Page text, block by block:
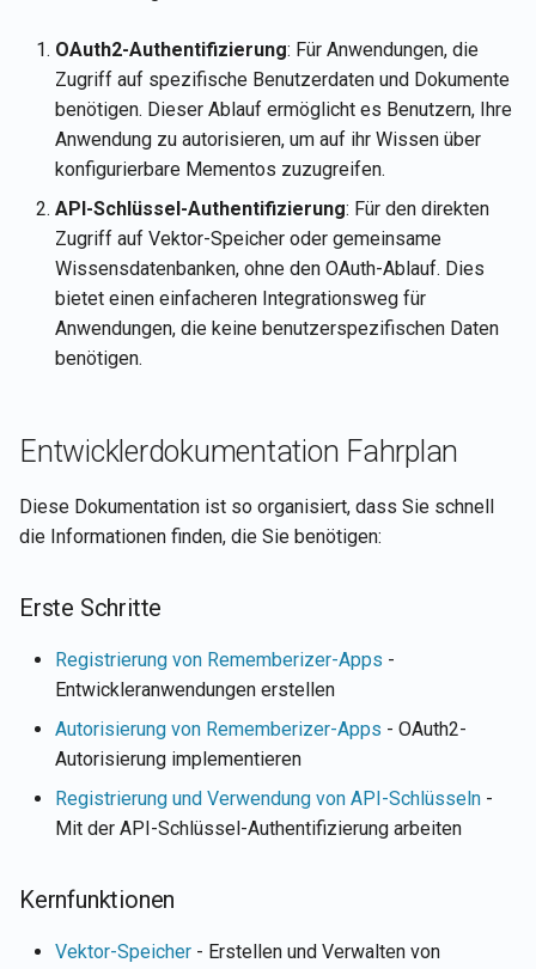
OAuth2-Authentifizierung: Für Anwendungen, die
Zugriff auf spezifische Benutzerdaten und Dokumente
benötigen. Dieser Ablauf ermöglicht es Benutzern, Ihre
Anwendung zu autorisieren, um auf ihr Wissen über
konfigurierbare Mementos zuzugreifen.
API-Schlüssel-Authentifizierung: Für den direkten
Zugriff auf Vektor-Speicher oder gemeinsame
Wissensdatenbanken, ohne den OAuth-Ablauf. Dies
bietet einen einfacheren Integrationsweg für
Anwendungen, die keine benutzerspezifischen Daten
benötigen.
Entwicklerdokumentation Fahrplan
Diese Dokumentation ist so organisiert, dass Sie schnell
die Informationen finden, die Sie benötigen:
Erste Schritte
Registrierung von Rememberizer-Apps -
Entwickleranwendungen erstellen
Autorisierung von Rememberizer-Apps - OAuth2-
Autorisierung implementieren
Registrierung und Verwendung von API-Schlüsseln -
Mit der API-Schlüssel-Authentifizierung arbeiten
Kernfunktionen
Vektor-Speicher - Erstellen und Verwalten von